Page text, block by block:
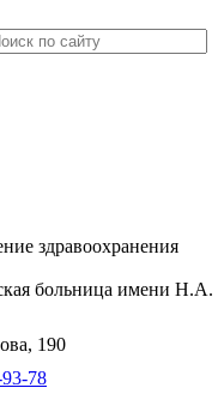
здравоохранения
больница имени Н.А.
190
78